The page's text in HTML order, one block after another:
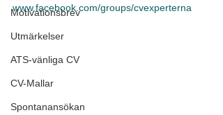
Motivationsbrev
Utmärkelser
ATS-vänliga CV
CV-Mallar
Spontanansökan
www.facebook.com/groups/cvexperterna